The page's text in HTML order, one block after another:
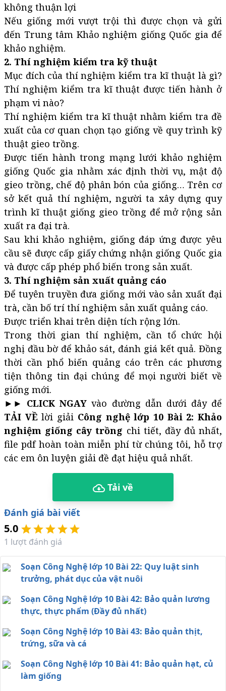
không thuận lợi
Nếu giống mới vượt trội thì được chọn và gửi
đến Trung tâm Khảo nghiệm giống Quốc gia để
khảo nghiệm.
2. Thí nghiệm kiểm tra kỹ thuật
Mục đích của thí nghiệm kiểm tra kĩ thuật là gì?
Thí nghiệm kiểm tra kĩ thuật được tiến hành ở
phạm vi nào?
Thí nghiệm kiểm tra kĩ thuật nhằm kiểm tra đề
xuất của cơ quan chọn tạo giống về quy trình kỹ
thuật gieo trồng.
Được tiến hành trong mạng lưới khảo nghiệm
giống Quốc gia nhằm xác định thời vụ, mật độ
gieo trồng, chế độ phân bón của giống… Trên cơ
sở kết quả thí nghiệm, người ta xây dựng quy
trình kĩ thuật giống gieo trồng để mở rộng sản
xuất ra đại trà.
Sau khi khảo nghiệm, giống đáp ứng được yêu
cầu sẽ được cấp giấy chứng nhận giống Quốc gia
và được cấp phép phổ biến trong sản xuất.
3. Thí nghiệm sản xuất quảng cáo
Để tuyên truyền đưa giống mới vào sản xuất đại
trà, cần bố trí thí nghiệm sản xuất quảng cáo.
Được triển khai trên diện tích rộng lớn.
Trong thời gian thí nghiệm, cần tổ chức hội
nghị đầu bờ để khảo sát, đánh giá kết quả. Đồng
thời cần phổ biến quảng cáo trên các phương
tiện thông tin đại chúng để mọi người biết về
giống mới.
►► CLICK NGAY vào đường dẫn dưới đây để
TẢI VỀlời giải Công nghệ lớp 10 Bài 2: Khảo
nghiệm giống cây trồng chi tiết, đầy đủ nhất,
file pdf hoàn toàn miễn phí từ chúng tôi, hỗ trợ
các em ôn luyện giải đề đạt hiệu quả nhất.
Tải về
Đánh giá bài viết
5.0
1 lượt đánh giá
Soạn Công Nghệ lớp 10 Bài 22: Quy luật sinh
trưởng, phát dục của vật nuôi
Soạn Công Nghệ lớp 10 Bài 42: Bảo quản lương
thực, thực phẩm (Đầy đủ nhất)
Soạn Công Nghệ lớp 10 Bài 43: Bảo quản thịt,
trứng, sữa và cá
Soạn Công Nghệ lớp 10 Bài 41: Bảo quản hạt, củ
làm giống